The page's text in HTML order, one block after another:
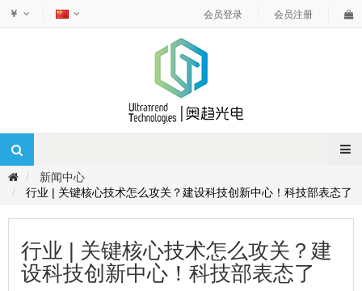
￥ 会员登录 会员注册
新闻中心
行业 | 关键核心技术怎么攻关？建设科技创新中心！科技部表态了
行业 | 关键核心技术怎么攻关？建
设科技创新中心！科技部表态了